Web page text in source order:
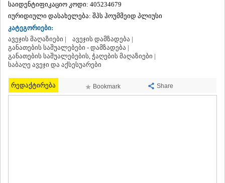
ᲥᲣᲗᲐᲘᲡᲘ
ᲬᲧᲐᲚᲢᲣᲑᲝ
ᲭᲘᲐᲗᲣᲠᲐ
ᲮᲐᲠᲐᲒᲐᲣᲚᲘ
ᲮᲝᲜᲘ
ᲙᲐᲮᲔᲗᲘ
ᲐᲮᲛᲔᲢᲐ
ᲒᲣᲠᲯᲐᲐᲜᲘ
ᲓᲔᲓᲝᲤᲚᲘᲡᲬᲧᲐᲠᲝ
ᲗᲔᲚᲐᲕᲘ
საიდენტიფიკაციო კოდი: 405234679
იურიდიული დასახელება: შპს ჰოუმმეიდ პლიუსი
კატეგორიები:
ავეჯის მაღაზიები |
ავეჯის დამზადება |
განათების საშუალებები - დამზადება |
განათების საშუალებების, ჭაღების მაღაზიები |
საბაღე ავეჯი და აქსესუარები
რედაქტირება Bookmark Share